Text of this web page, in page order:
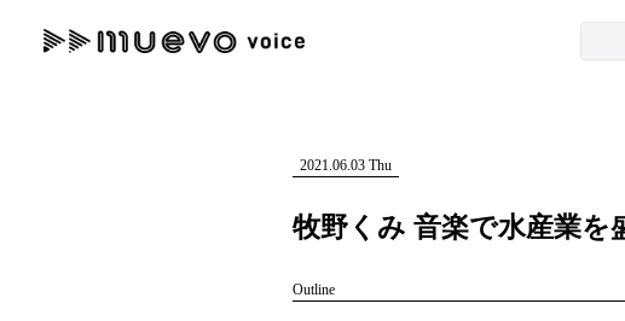
"読者の声を形にする”音楽特化メディア
2021.06.03 Thu
牧野くみ 音楽で水産業を
Outline